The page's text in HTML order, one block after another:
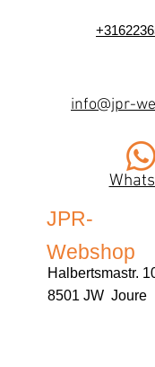
info@jpr-
JPR-
Webshop
Halbertsmastr.
8501 JW Joure